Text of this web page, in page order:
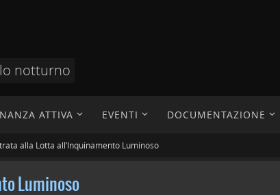
notturno
ATTIVA EVENTI DOCUMENTAZIONE
alla Lotta all’Inquinamento Luminoso
Luminoso